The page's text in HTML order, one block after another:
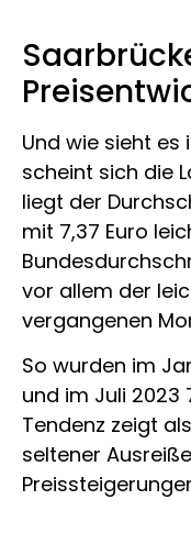
Und wie sieht es
scheint sich die
liegt der
mit 7,37 Euro
vor allem der
vergangenen
So wurden im
und im Juli 2023
Tendenz zeigt
seltener